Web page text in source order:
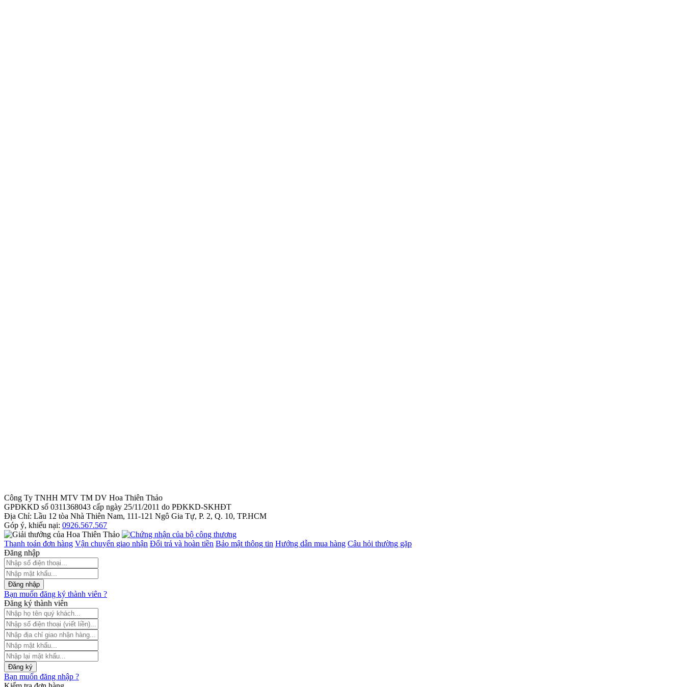
Công Ty TNHH MTV TM DV Hoa Thiên Thảo
GPĐKKD số 0311368043 cấp ngày 25/11/2011 do PĐKKD-SKHĐT
Địa Chỉ: Lầu 12 tòa Nhà Thiên Nam, 111-121 Ngô Gia Tự, P. 2, Q. 10, TP.HCM
Góp ý, khiếu nại: 0926.567.567
Thanh toán đơn hàng Vận chuyển giao nhận Đổi trả và hoàn tiền Bảo mật thông tin Hướng dẫn mua hàng Câu hỏi thường gặp
Đăng nhập
Đăng nhập
Bạn muốn đăng ký thành viên ?
Đăng ký thành viên
Đăng ký
Bạn muốn đăng nhập ?